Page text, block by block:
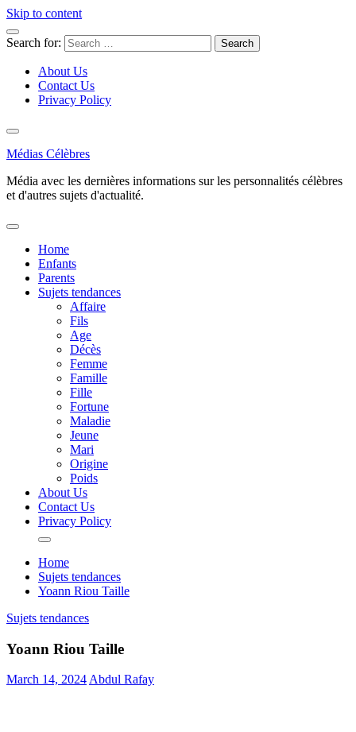
Skip to content
Search for:
About Us
Contact Us
Privacy Policy
Médias Célèbres
Média avec les dernières informations sur les personnalités célèbres
et d'autres sujets d'actualité.
Home
Enfants
Parents
Sujets tendances
Affaire
Fils
Age
Décès
Femme
Famille
Fille
Fortune
Maladie
Jeune
Mari
Origine
Poids
About Us
Contact Us
Privacy Policy
Home
Sujets tendances
Yoann Riou Taille
Sujets tendances
Yoann Riou Taille
March 14, 2024Abdul Rafay